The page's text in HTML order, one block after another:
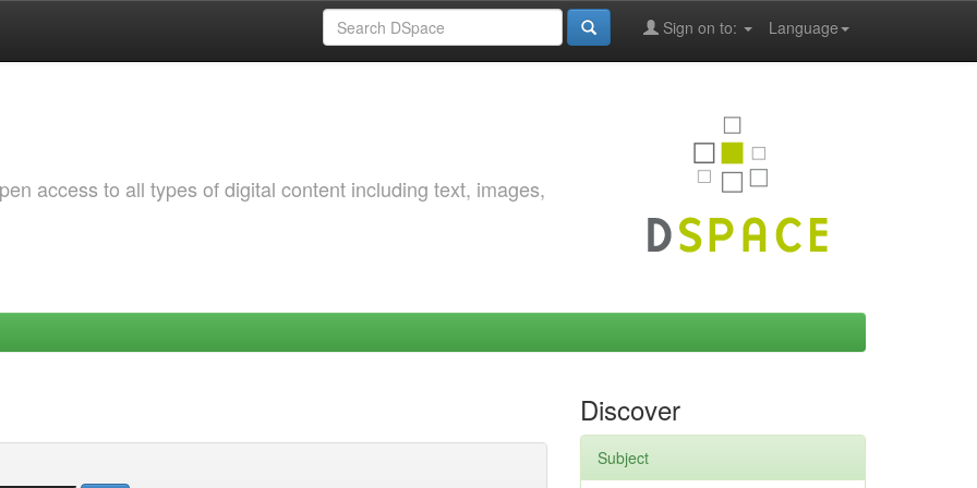
Language
Sign on to:
access to all types of digital content including text, images,
Discover
Subject